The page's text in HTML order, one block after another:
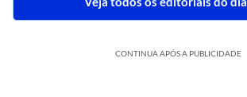
CONTINUA APÓS A PUBLICIDADE